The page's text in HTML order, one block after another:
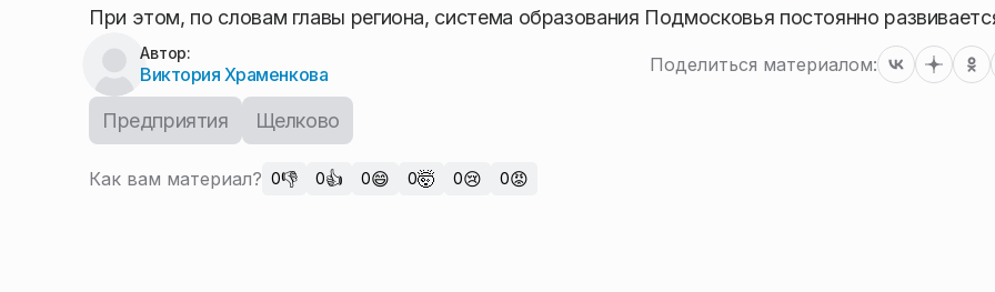
При этом, по словам главы региона, система образования Подмосковья постоянно
Автор:
Виктория Храменкова Поделиться материалом:
Предприятия Щелково
Как вам материал? 0👎 0👍 0😄 0🤯 0😢 0😡